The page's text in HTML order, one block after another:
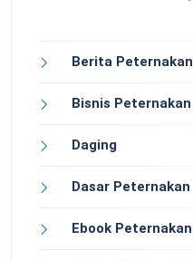
Berita Peternakan
Bisnis Peternakan
Daging
Dasar Peternakan
Ebook Peternakan